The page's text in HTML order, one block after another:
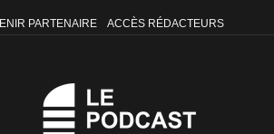
PARTENAIRE ACCÈS RÉDACTEURS